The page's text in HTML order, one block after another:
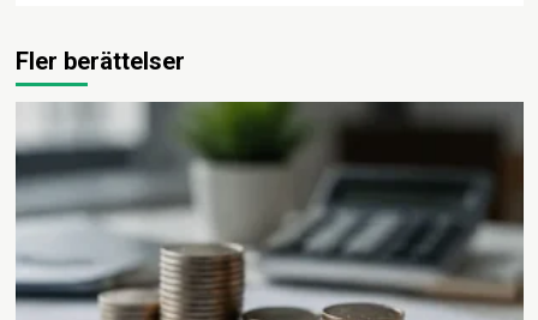
Fler berättelser